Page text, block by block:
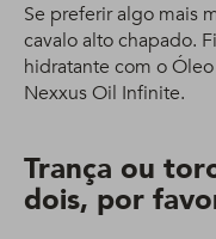
Se preferir algo mais
cavalo alto chapado.
hidratante com o
Nexxus Oil Infinite.
Trança ou
dois, por